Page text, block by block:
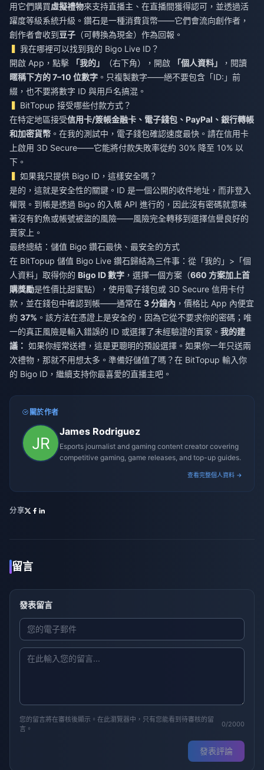
用它們購買虛擬禮物來支持直播主、在直播間獲得認可，並透過活
躍度等級系統升級。鑽石是一種消費貨幣——它們會流向創作者，
創作者會收到豆子 （可轉換為現金）作為回報。
我在哪裡可以找到我的 Bigo Live ID？
開啟 App，點擊
「我的」 （右下角），開啟 「個人資料」
，閱讀
暱稱下方的 7–10 位數字 。只複製數字——絕不要包含「ID:」前
綴，也不要將數字 ID 與用戶名搞混。
BitTopup 接受哪些付款方式？
在特定地區接受信用卡/簽帳金融卡、電子錢包、PayPal、銀行轉帳
和加密貨幣 。在我的測試中，電子錢包確認速度最快。請在信用卡
上啟用 3D Secure——它能將付款失敗率從約 30% 降至 10% 以
下。
如果我只提供 Bigo ID，這樣安全嗎？
是的，這就是安全性的關鍵。ID 是一個公開的收件地址，而非登入
權限。到帳是透過 Bigo 的入帳 API 進行的，因此沒有密碼就意味
著沒有釣魚或帳號被盜的風險——風險完全轉移到選擇信譽良好的
賣家上。
最終總結：儲值 Bigo 鑽石最快、最安全的方式
在 BitTopup 儲值 Bigo Live 鑽石歸結為三件事：從「我的」>「個
人資料」取得你的 Bigo ID 數字 ，選擇一個方案（660 方案加上首
購獎勵是性價比甜蜜點），使用電子錢包或 3D Secure 信用卡付
款，並在錢包中確認到帳——通常在 3 分鐘內 ，價格比 App 內便宜
約 37% 。該方法在憑證上是安全的，因為它從不要求你的密碼；唯
一的真正風險是輸入錯誤的 ID 或選擇了未經驗證的賣家。 我的建
議： 如果你經常送禮，這是更聰明的預設選擇。如果你一年只送兩
次禮物，那就不用想太多。準備好儲值了嗎？在 BitTopup 輸入你
的 Bigo ID，繼續支持你最喜愛的直播主吧。
關於作者
James Rodriguez
Esports journalist and gaming content creator covering
competitive gaming, game releases, and top-up guides.
查看完整個人資料 →
分享
留言
發表留言
您的留言將在審核後顯示。在此瀏覽器中，只有您能看到待審核的留
言。
0/2000
發表評論